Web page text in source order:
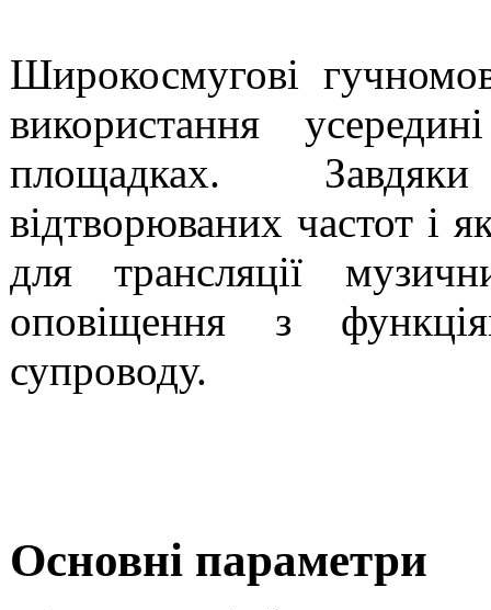
Широкосмугові
використання
площадках.
відтворюваних частот і
для трансляції
оповіщення з
супроводу.
Основні параметри